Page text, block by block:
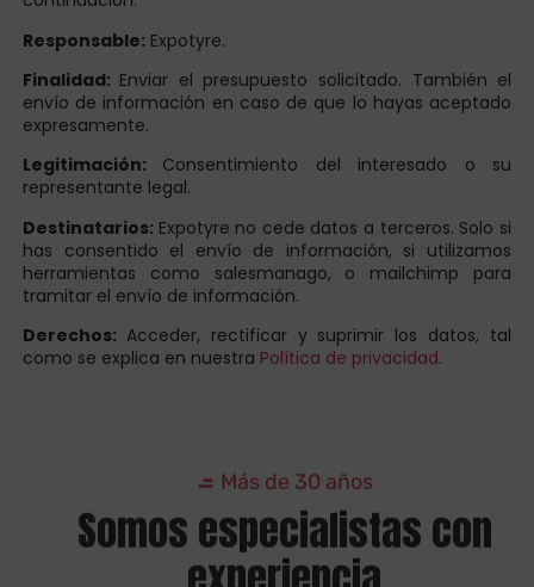
Responsable: Expotyre.
Finalidad: Enviar el presupuesto solicitado. También el
envío de información en caso de que lo hayas aceptado
expresamente.
Legitimación: Consentimiento del interesado o su
representante legal.
Destinatarios: Expotyre no cede datos a terceros. Solo si
has consentido el envío de información, si utilizamos
herramientas como salesmanago, o mailchimp para
tramitar el envío de información.
Derechos: Acceder, rectificar y suprimir los datos, tal
como se explica en nuestra Política de privacidad.
Somos especialistas con
experiencia